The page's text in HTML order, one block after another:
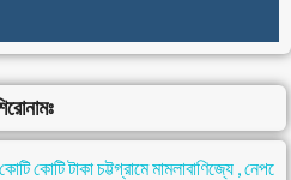
কোটি টাকা চট্টগ্রামে মামলাবাণিজ্যে ,